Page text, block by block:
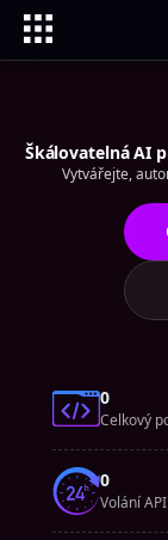
Škálovatelná AI
Vytvářejte,
0
Celkový
0
Volání